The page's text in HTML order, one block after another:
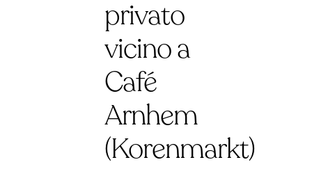
privato
vicino a
Café
Arnhem
(Korenmarkt)